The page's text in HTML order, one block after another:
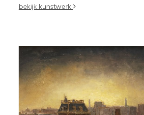
bekijk kunstwerk